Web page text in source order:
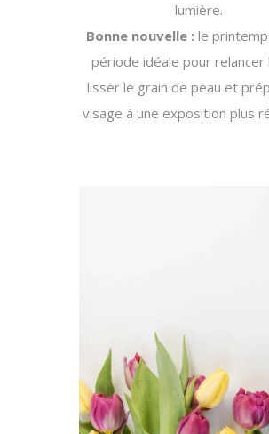
lumière.
Bonne nouvelle : le
période idéale pour relancer
lisser le grain de peau et
visage à une exposition plus